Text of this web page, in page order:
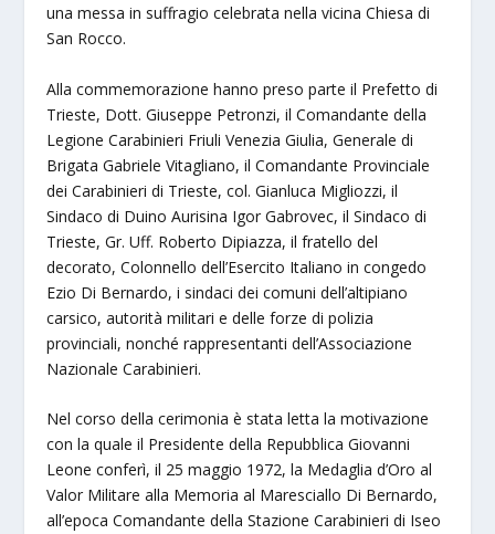
una messa in suffragio celebrata nella vicina Chiesa di
San Rocco.
Alla commemorazione hanno preso parte il Prefetto di
Trieste, Dott. Giuseppe Petronzi, il Comandante della
Legione Carabinieri Friuli Venezia Giulia, Generale di
Brigata Gabriele Vitagliano, il Comandante Provinciale
dei Carabinieri di Trieste, col. Gianluca Migliozzi, il
Sindaco di Duino Aurisina Igor Gabrovec, il Sindaco di
Trieste, Gr. Uff. Roberto Dipiazza, il fratello del
decorato, Colonnello dell’Esercito Italiano in congedo
Ezio Di Bernardo, i sindaci dei comuni dell’altipiano
carsico, autorità militari e delle forze di polizia
provinciali, nonché rappresentanti dell’Associazione
Nazionale Carabinieri.
Nel corso della cerimonia è stata letta la motivazione
con la quale il Presidente della Repubblica Giovanni
Leone conferì, il 25 maggio 1972, la Medaglia d’Oro al
Valor Militare alla Memoria al Maresciallo Di Bernardo,
all’epoca Comandante della Stazione Carabinieri di Iseo